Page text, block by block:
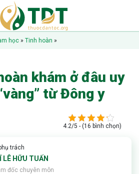
học » Tinh hoàn »
khám ở đâu uy
từ Đông y
4.2/5 - (16 bình chọn)
trách
LÊ HỮU TUẤN
đốc chuyên môn